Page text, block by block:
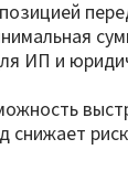
ИП и